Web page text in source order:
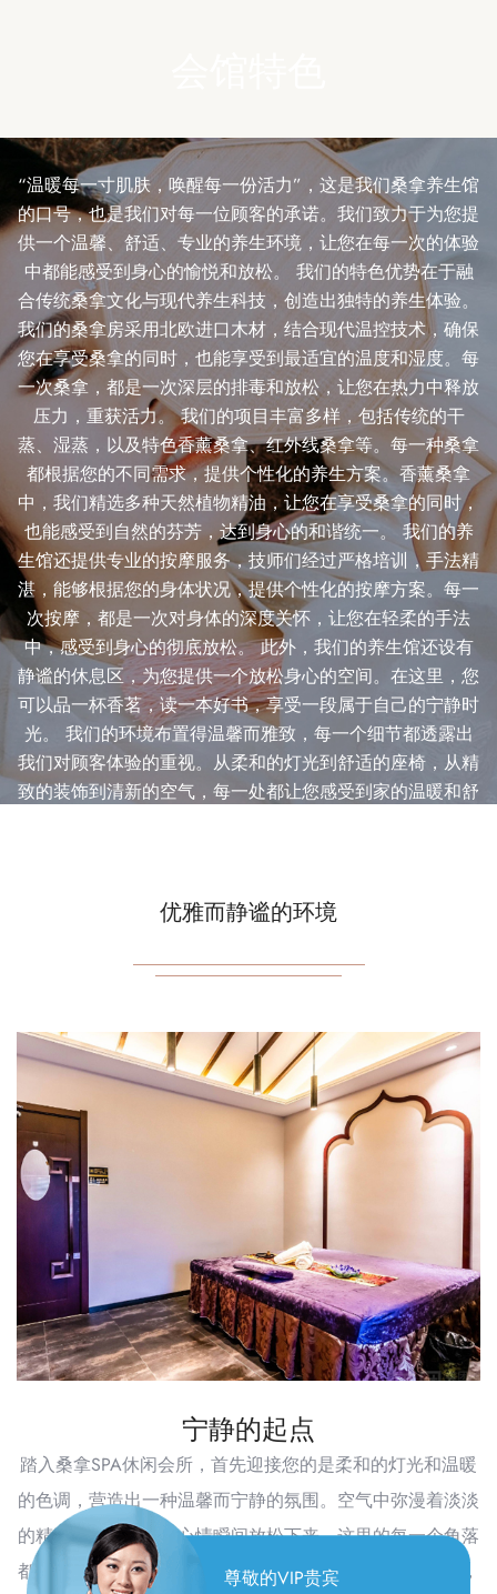
尊敬的VIP贵宾
“温暖每一寸肌肤，唤醒每一份活力”，这是我们桑拿养生馆
的口号，也是我们对每一位顾客的承诺。我们致力于为您提
供一个温馨、舒适、专业的养生环境，让您在每一次的体验
中都能感受到身心的愉悦和放松。 我们的特色优势在于融
合传统桑拿文化与现代养生科技，创造出独特的养生体验。
我们的桑拿房采用北欧进口木材，结合现代温控技术，确保
您在享受桑拿的同时，也能享受到最适宜的温度和湿度。每
一次桑拿，都是一次深层的排毒和放松，让您在热力中释放
压力，重获活力。 我们的项目丰富多样，包括传统的干
蒸、湿蒸，以及特色香薰桑拿、红外线桑拿等。每一种桑拿
都根据您的不同需求，提供个性化的养生方案。香薰桑拿
中，我们精选多种天然植物精油，让您在享受桑拿的同时，
也能感受到自然的芬芳，达到身心的和谐统一。 我们的养
生馆还提供专业的按摩服务，技师们经过严格培训，手法精
湛，能够根据您的身体状况，提供个性化的按摩方案。每一
次按摩，都是一次对身体的深度关怀，让您在轻柔的手法
中，感受到身心的彻底放松。 此外，我们的养生馆还设有
静谧的休息区，为您提供一个放松身心的空间。在这里，您
可以品一杯香茗，读一本好书，享受一段属于自己的宁静时
光。 我们的环境布置得温馨而雅致，每一个细节都透露出
我们对顾客体验的重视。从柔和的灯光到舒适的座椅，从精
致的装饰到清新的空气，每一处都让您感受到家的温暖和舒
优雅而静谧的环境
宁静的起点
踏入桑拿SPA休闲会所，首先迎接您的是柔和的灯光和温暖
的色调，营造出一种温馨而宁静的氛围。空气中弥漫着淡淡
的精油香气，让人的心情瞬间放松下来。这里的每一个角落
都透露出对细节的极致追求，从舒适的沙发到精致的装饰，